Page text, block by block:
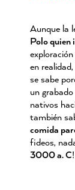
Aunque la
Polo
en
se sabe
un
nativos
también
comida
fideos,
3000 a. C!